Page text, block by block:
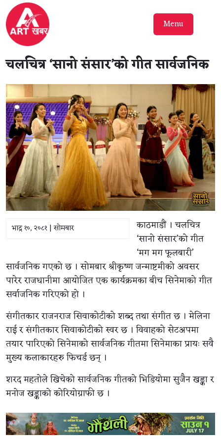
Menu
चलचित्र ‘सानो संसार’को गीत सार्वजनिक
भाद्र १०, २०८१ | सोमबार
काठमाडौं । चलचित्र
‘सानो संसार’को गीत
‘मग मग फूलबारी’
सार्वजनिक गएको छ । सोमबार श्रीकृष्ण जन्माष्टमीको अवसर
पारेर राजधानीमा आयोजित एक कार्यक्रमका बीच सिनेमाको गीत
सर्वाजनिक गरिएको हो ।
संगीतकार राजनराज सिवाकोटीको शब्द तथा संगीत छ । मेलिना
राई र संगीतकार सिवाकोटीको स्वर छ । विवाहको सेटअपमा
तयार पारिएको सिनेमाको सार्वजनिक गीतमा सिनेमाका प्रायः सवै
मुख्य कलाकारहरु फिचर्ड छन् ।
शरद महतोले खिचेको सार्वजनिक गीतको भिडियोमा सुजैन खड्का र
मनोज खड्काको कोरियोग्राफी छ ।